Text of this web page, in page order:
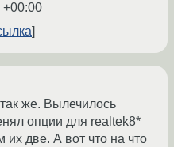
+00:00
же. Вылечилось
опции для realtek8*
их две. А вот что на что